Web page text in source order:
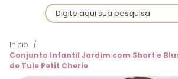
Digite aqui sua pesquisa
Início
Conjunto Infantil Jardim com Short e
de Tule Petit Cherie